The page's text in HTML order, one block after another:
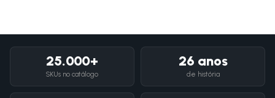
25.000+
SKUs no catálogo
26 anos
de história